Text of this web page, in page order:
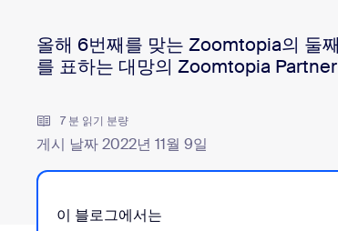
데스크톱에 설치문의하기
올해 6번째를 맞는 Zoomtopia의 둘
를 표하는 대망의 Zoomtopia
7 분 읽기 분량
게시 날짜 2022년 11월 9일
이 블로그에서는